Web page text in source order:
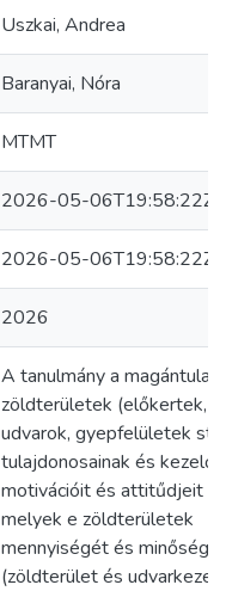
Uszkai, Andrea
Baranyai, Nóra
MTMT
2026-05-06T19:58:22Z
2026-05-06T19:58:22Z
2026
A tanulmány a
zöldterületek (előkertek,
udvarok, gyepfelületek
tulajdonosainak és
motivációit és attitűdjeit
melyek e zöldterületek
mennyiségét és minőségét
(zöldterület és